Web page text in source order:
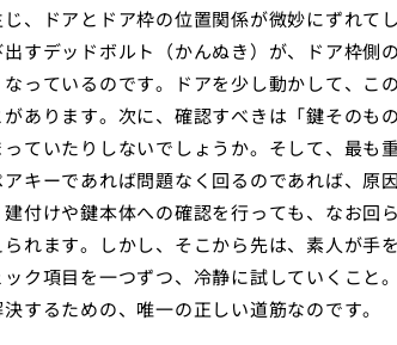
、ドアとドア枠の位置関係が微妙にずれて
すデッドボルト（かんぬき）が、ドア枠側
っているのです。ドアを少し動かして、こ
あります。次に、確認すべきは「鍵そのも
ていたりしないでしょうか。そして、最も
キーであれば問題なく回るのであれば、原
付けや鍵本体への確認を行っても、なお回
れます。しかし、そこから先は、素人が手
ク項目を一つずつ、冷静に試していくこと
するための、唯一の正しい道筋なのです。